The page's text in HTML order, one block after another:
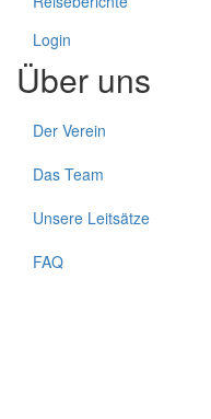
Login
Über uns
Der Verein
Das Team
Unsere Leitsätze
FAQ